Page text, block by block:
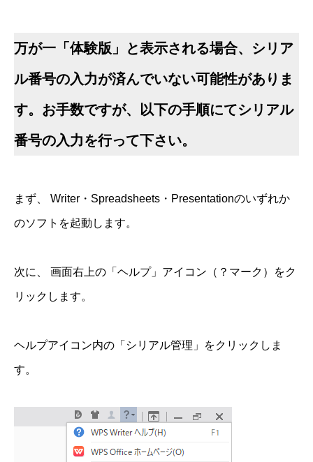
万が一「体験版」と表示される場合、シリア
ル番号の入力が済んでいない可能性がありま
す。お手数ですが、以下の手順にてシリアル
番号の入力を行って下さい。
まず、 Writer・Spreadsheets・Presentationのいずれか
のソフトを起動します。
次に、 画面右上の「ヘルプ」アイコン（？マーク）をク
リックします。
ヘルプアイコン内の「シリアル管理」をクリックしま
す。